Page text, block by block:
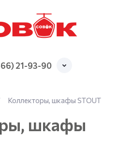
21-93-90
Коллекторы, шкафы STOUT
шкафы